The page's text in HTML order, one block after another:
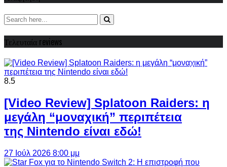
Τελευταία reviews
8.5
[Video Review] Splatoon Raiders: η
μεγάλη “μοναχική” περιπέτεια
της Nintendo είναι εδώ!
27 Ιούλ 2026 8:00 μμ